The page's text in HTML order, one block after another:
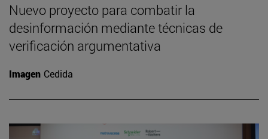
Nuevo proyecto para combatir la
desinformación mediante técnicas de
verificación argumentativa
Imagen Cedida